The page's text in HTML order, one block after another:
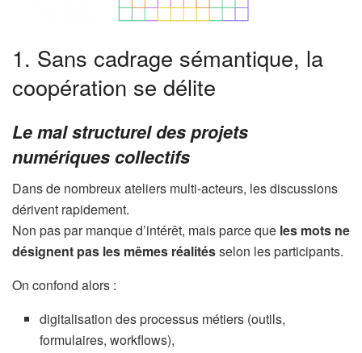
1. Sans cadrage sémantique, la
coopération se délite
Le mal structurel des projets
numériques collectifs
Dans de nombreux ateliers multi-acteurs, les discussions
dérivent rapidement.
Non pas par manque d’intérêt, mais parce que les mots ne
désignent pas les mêmes réalitésselon les participants.
On confond alors :
digitalisation des processus métiers (outils,
formulaires, workflows),